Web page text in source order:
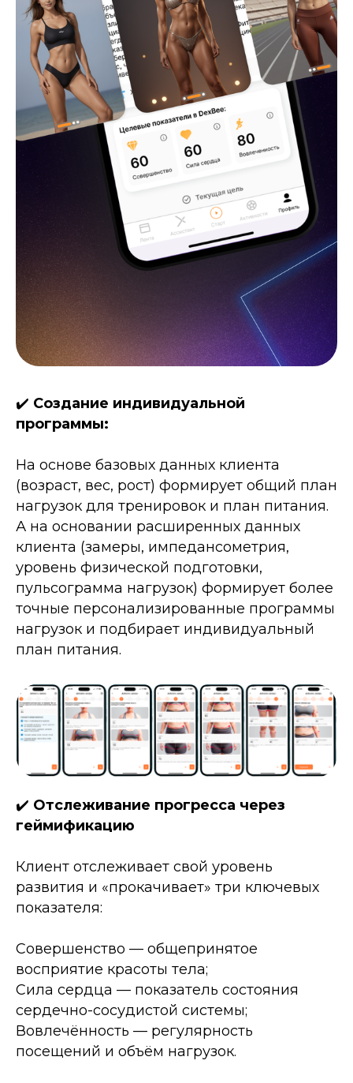
✔️ Создание индивидуальной
программы:
На основе базовых данных клиента
(возраст, вес, рост) формирует общий план
нагрузок для тренировок и план питания.
А на основании расширенных данных
клиента (замеры, импедансометрия,
уровень физической подготовки,
пульсограмма нагрузок) формирует более
точные персонализированные программы
нагрузок и подбирает индивидуальный
план питания.
✔️ Отслеживание прогресса через
геймификацию
Клиент отслеживает свой уровень
развития и «прокачивает» три ключевых
показателя:
Совершенство — общепринятое
восприятие красоты тела;
Сила сердца — показатель состояния
сердечно-сосудистой системы;
Вовлечённость — регулярность
посещений и объём нагрузок.